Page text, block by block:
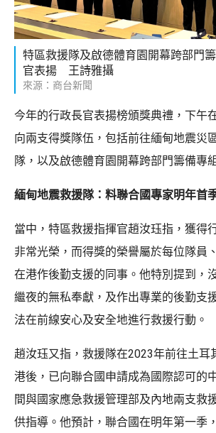
特區救援隊及啟德體育園開幕跨部門
官表揚 王詩雅攝
來源：商台新聞
今年的行政長官表揚榜頒獎典禮，下午
向兩支得獎隊伍，包括前往緬甸地震災
隊，以及啟德體育園開幕跨部門籌備專
緬甸地震救援隊：料聯合國專家明年首
當中，特區救援指揮官趙汝珏指，獲得
非常光榮，而得獎的榮譽屬於每位隊員
在港作後勤支援的同事。他特別提到，
繼夜的無私奉獻，及作出專業的後勤支
法在前線安心及安全地進行救援行動。
趙汝珏又指，救援隊在2023年前往土耳
港後，已向聯合國申請成為國際認可的
間與國家應急救援管理部及內地兩支救
供指導。他預計，聯合國在明年第一季